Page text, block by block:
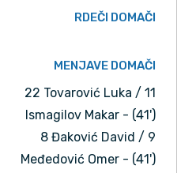
RDEČI DOMAČI
MENJAVE DOMAČI
22 Tovarović Luka / 11
Ismagilov Makar - (41')
8 Đaković David / 9
Međedović Omer - (41')